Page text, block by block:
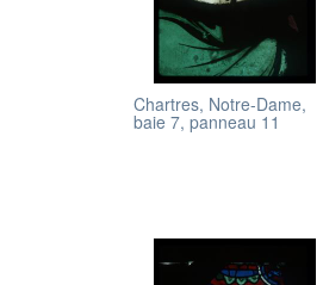
Chartres, Notre-Dame,
baie 7, panneau 11